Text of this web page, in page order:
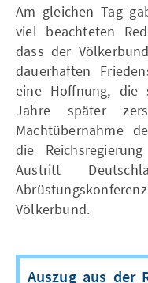
Am gleichen Tag
viel beachteten
dass der
dauerhaften
eine Hoffnung, die
Jahre später
Machtübernahme
die
Austritt
Völkerbund.
Auszug aus der